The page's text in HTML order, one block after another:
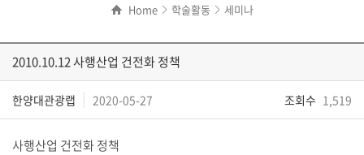
Home 학술활동 세미나
2010.10.12 사행산업 건전화 정책
한양대관광랩 2020-05-27 조회수 1,519
사행산업 건전화 정책